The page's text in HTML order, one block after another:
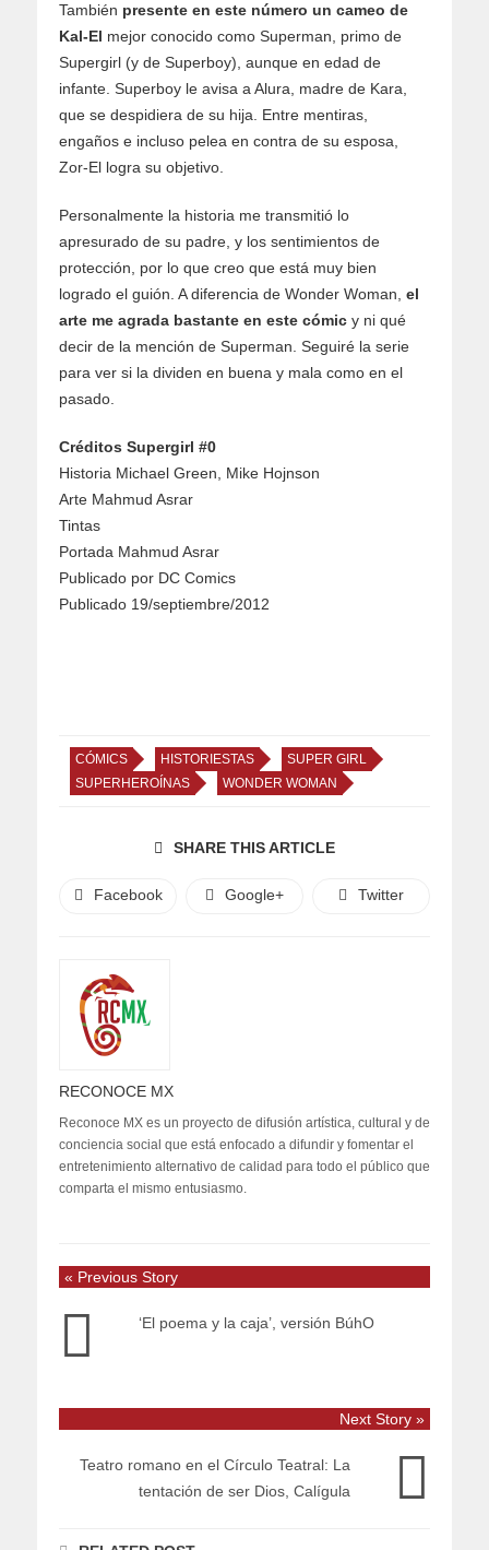
También presente en este número un cameo de
Kal-El mejor conocido como Superman, primo de
Supergirl (y de Superboy), aunque en edad de
infante. Superboy le avisa a Alura, madre de Kara,
que se despidiera de su hija. Entre mentiras,
engaños e incluso pelea en contra de su esposa,
Zor-El logra su objetivo.
Personalmente la historia me transmitió lo
apresurado de su padre, y los sentimientos de
protección, por lo que creo que está muy bien
logrado el guión. A diferencia de Wonder Woman, el
arte me agrada bastante en este cómic y ni qué
decir de la mención de Superman. Seguiré la serie
para ver si la dividen en buena y mala como en el
pasado.
Créditos Supergirl #0
Historia Michael Green, Mike Hojnson
Arte Mahmud Asrar
Tintas
Portada Mahmud Asrar
Publicado por DC Comics
Publicado 19/septiembre/2012
CÓMICS HISTORIESTAS
SUPER GIRL
SUPERHEROÍNAS
WONDER WOMAN
SHARE THIS ARTICLE
Facebook Google+ Twitter
RECONOCE MX
Reconoce MX es un proyecto de difusión artística, cultural y de
conciencia social que está enfocado a difundir y fomentar el
entretenimiento alternativo de calidad para todo el público que
comparta el mismo entusiasmo.
« Previous Story
‘El poema y la caja’, versión BúhO
Next Story »
Teatro romano en el Círculo Teatral: La
tentación de ser Dios, Calígula